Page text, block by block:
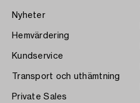
Nyheter
Hemvärdering
Kundservice
Transport och uthämtning
Private Sales